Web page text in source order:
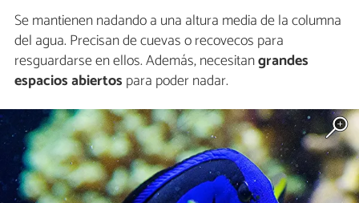
Se mantienen nadando a una altura media de la columna
del agua. Precisan de cuevas o recovecos para
resguardarse en ellos. Además, necesitangrandes
espacios abiertos para poder nadar.